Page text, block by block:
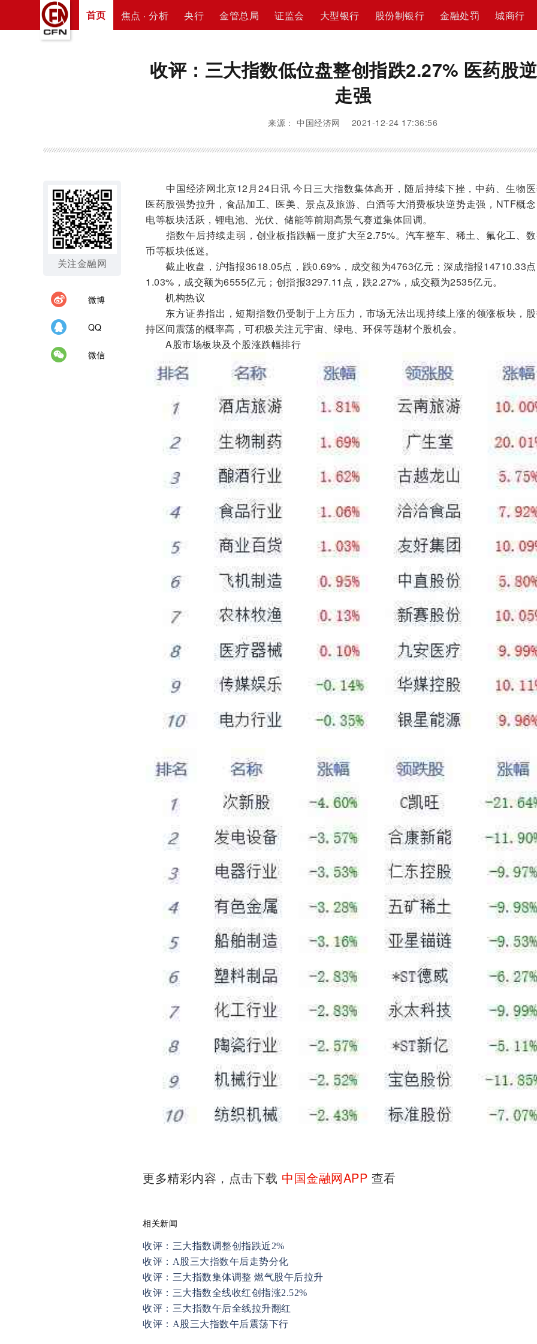
首页 焦点 · 分析 央行 金管总局 证监会 大型银行 股份制银行 金融处罚 城商行
收评：三大指数低位盘整创指跌2.27% 医药股
走强
来源： 中国经济网 2021-12-24 17:36:56
关注金融网
微博
QQ
微信
中国经济网北京12月24日讯 今日三大指数集体高开，随后持续下挫，中药、生物
医药股强势拉升，食品加工、医美、景点及旅游、白酒等大消费板块逆势走强，NTF概
电等板块活跃，锂电池、光伏、储能等前期高景气赛道集体回调。
指数午后持续走弱，创业板指跌幅一度扩大至2.75%。汽车整车、稀土、氟化工、
币等板块低迷。
截止收盘，沪指报3618.05点，跌0.69%，成交额为4763亿元；深成指报14710.33
1.03%，成交额为6555亿元；创指报3297.11点，跌2.27%，成交额为2535亿元。
机构热议
东方证券指出，短期指数仍受制于上方压力，市场无法出现持续上涨的领涨板块，
持区间震荡的概率高，可积极关注元宇宙、绿电、环保等题材个股机会。
A股市场板块及个股涨跌幅排行
更多精彩内容，点击下载 中国金融网APP 查看
相关新闻
收评：三大指数调整创指跌近2%
收评：A股三大指数午后走势分化
收评：三大指数集体调整 燃气股午后拉升
收评：三大指数全线收红创指涨2.52%
收评：三大指数午后全线拉升翻红
收评：A股三大指数午后震荡下行